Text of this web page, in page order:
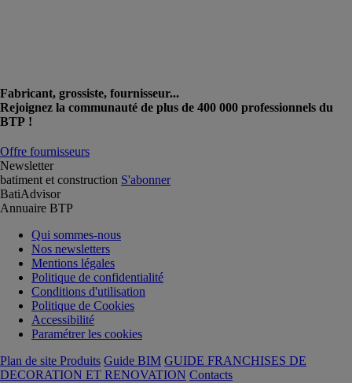
Fabricant, grossiste, fournisseur...
Rejoignez la communauté de plus de 400 000 professionnels du
BTP !
Offre fournisseurs
Newsletter
batiment et construction S'abonner
BatiAdvisor
Annuaire BTP
Qui sommes-nous
Nos newsletters
Mentions légales
Politique de confidentialité
Conditions d'utilisation
Politique de Cookies
Accessibilité
Paramétrer les cookies
Plan de site Produits Guide BIM GUIDE FRANCHISES DE
DECORATION ET RENOVATION Contacts